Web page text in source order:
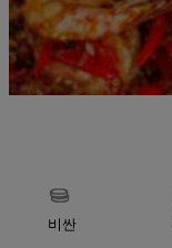
비싼